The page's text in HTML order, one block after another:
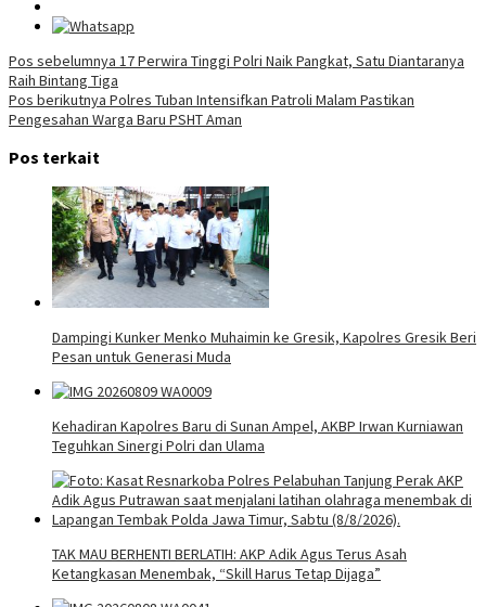
Navigasi
pos
Pos sebelumnya 17 Perwira Tinggi Polri Naik Pangkat, Satu Diantaranya
Raih Bintang Tiga
Pos berikutnya Polres Tuban Intensifkan Patroli Malam Pastikan
Pengesahan Warga Baru PSHT Aman
Pos terkait
Dampingi Kunker Menko Muhaimin ke Gresik, Kapolres Gresik Beri
Pesan untuk Generasi Muda
Kehadiran Kapolres Baru di Sunan Ampel, AKBP Irwan Kurniawan
Teguhkan Sinergi Polri dan Ulama
TAK MAU BERHENTI BERLATIH: AKP Adik Agus Terus Asah
Ketangkasan Menembak, “Skill Harus Tetap Dijaga”